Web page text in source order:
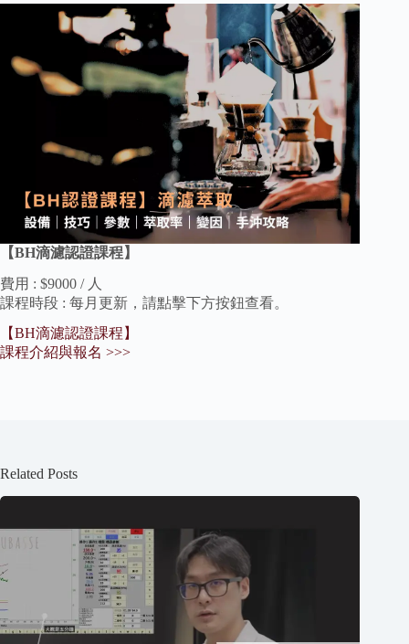
【BH滴濾認證課程】
費用 : $9000 / 人
課程時段 : 每月更新，請點擊下方按鈕查看。
【BH滴濾認證課程】
課程介紹與報名 >>>
Related Posts